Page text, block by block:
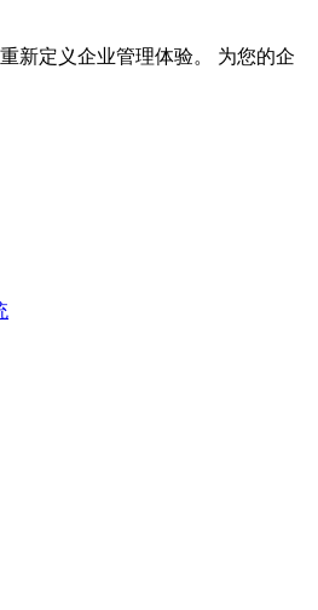
新定义企业管理体验。 为您的企